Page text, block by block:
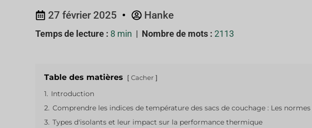
27 février 2025 Hanke
Temps de lecture : 8 min | Nombre de mots : 2113
Table des matières Cacher
1. Introduction
2. Comprendre les indices de température des sacs de couchage : Les normes
3. Types d'isolants et leur impact sur la performance thermique